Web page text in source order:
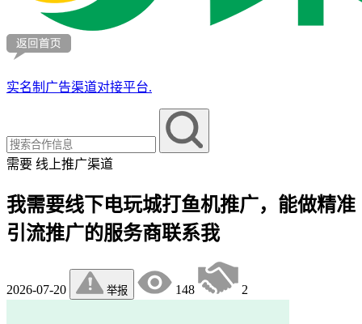
实名制广告渠道对接平台.
需要 线上推广渠道
我需要线下电玩城打鱼机推广，能做精准
引流推广的服务商联系我
2026-07-20 举报 148 2